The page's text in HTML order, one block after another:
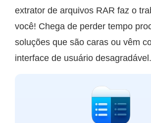
extrator de arquivos RAR faz o
você! Chega de perder tempo
soluções que são caras ou vêm
interface de usuário desagradável.